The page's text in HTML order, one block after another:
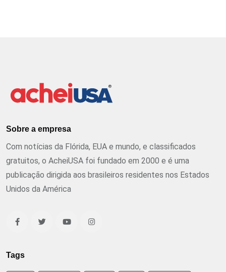
Sobre a empresa
Com notícias da Flórida, EUA e mundo, e classificados
gratuitos, o AcheiUSA foi fundado em 2000 e é uma
publicação dirigida aos brasileiros residentes nos Estados
Unidos da América
Tags